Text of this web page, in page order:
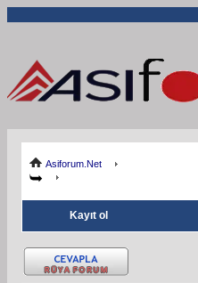
Asiforum.Net
Kayıt ol